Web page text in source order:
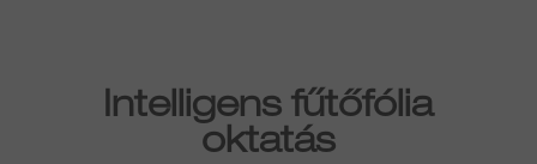
Intelligens fűtőfólia
oktatás